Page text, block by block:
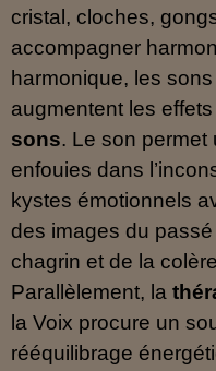
cristal, cloches,
accompagner
harmonique, les
augmentent les
sons. Le son permet
enfouies dans
kystes émotionnels
des images du
chagrin et de la
Parallèlement, la
la Voix procure un
rééquilibrage